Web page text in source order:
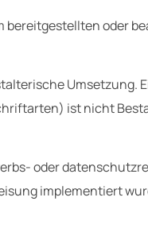
oder
Umsetzung.
ist nicht
oder
implementiert